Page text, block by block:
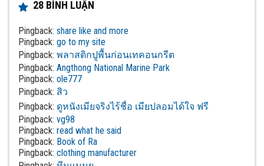
28 BÌNH LUẬN
Pingback: share like and more
Pingback: go to my site
Pingback: พลาสติกปูพื้นก่อนเทคอนกรีต
Pingback: Angthong National Marine Park
Pingback: ole777
Pingback: สิว
Pingback: ดูหนังเมียจริงไร้ชื่อ เมียปลอมได้ใจ ฟรี
Pingback: vg98
Pingback: read what he said
Pingback: Book of Ra
Pingback: clothing manufacturer